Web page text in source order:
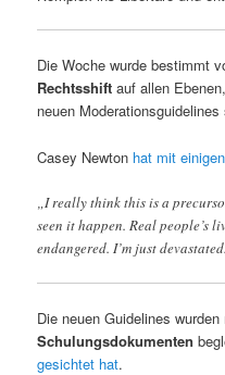
Die Woche wurde bestimmt
Rechtsshift auf allen
neuen Moderationsguidelines
Casey Newton hat mit
„I really think this is a
seen it happen. Real people’s
endangered. I’m just
Die neuen Guidelines
Schulungsdokumenten
gesichtet hat.